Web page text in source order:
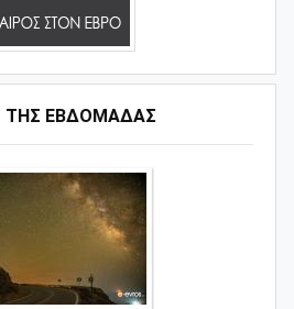
ΤΗΣ ΕΒΔΟΜΑΔΑΣ